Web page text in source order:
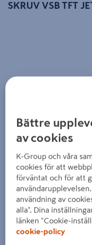
SKRUV VSB TFT
Bättre
av cookies
K-Group och våra
cookies för att
förväntat och för att
användning av
alla". Dina
länken "Cookie-
cookie-policy